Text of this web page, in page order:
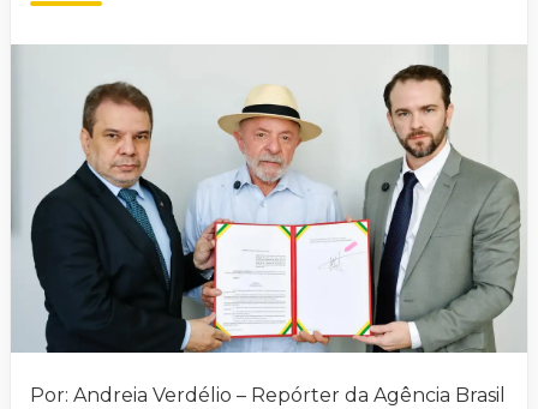
Por: Andreia Verdélio – Repórter da Agência Brasil